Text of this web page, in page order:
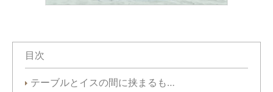
目次
テーブルとイスの間に挟まるも…